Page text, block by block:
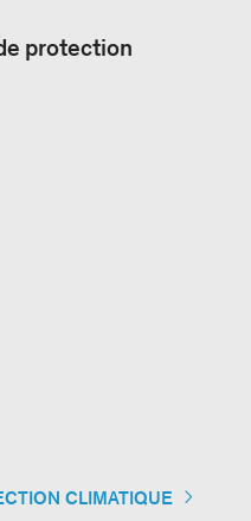
protection
CLIMATIQUE